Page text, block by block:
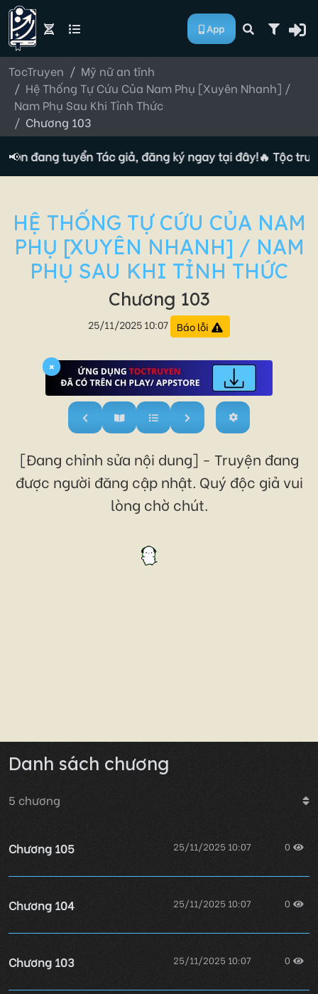
App
TocTruyen
Mỹ nữ an tĩnh
Hệ Thống Tự Cứu Của Nam Phụ [Xuyên Nhanh] /
Nam Phụ Sau Khi Tỉnh Thức
Chương 103
📢 đang tuyển Tác giả, đăng ký ngay tại đây!🔥 Tộc
HỆ THỐNG TỰ CỨU CỦA NAM
PHỤ [XUYÊN NHANH] / NAM
PHỤ SAU KHI TỈNH THỨC
Chương 103
25/11/2025 10:07 Báo lỗi
×
[Đang chỉnh sửa nội dung] - Truyện đang
được người đăng cập nhật. Quý độc giả vui
lòng chờ chút.
Danh sách chương
5 chương
Chương 105 25/11/2025 10:07 0
Chương 104 25/11/2025 10:07 0
Chương 103 25/11/2025 10:07 0